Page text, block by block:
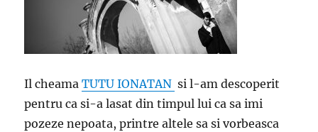
Il cheamaTUTU IONATAN si l-am descoperit
pentru ca si-a lasat din timpul lui ca sa imi
pozeze nepoata, printre altele sa si vorbeasca